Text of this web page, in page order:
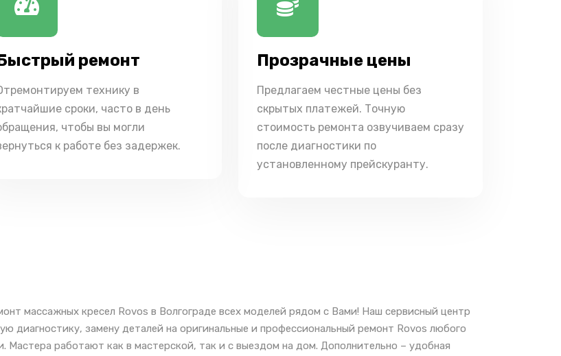
ремонт
технику в
сроки, часто в день
чтобы вы могли
к работе без задержек.
Прозрачные цены
Предлагаем честные цены без
скрытых платежей. Точную
стоимость ремонта озвучиваем сразу
после диагностики по
установленному прейскуранту.
массажных кресел Rovos в Волгограде всех моделей рядом с Вами! Наш сервисный центр
диагностику, замену деталей на оригинальные и профессиональный ремонт Rovos любого
Мастера работают как в мастерской, так и с выездом на дом. Дополнительно – удобная